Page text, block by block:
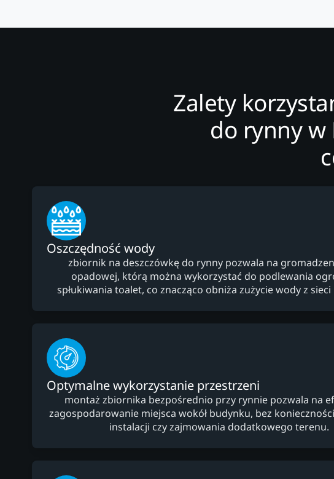
Zalety
do rynny w
Oszczędność wody
zbiornik na deszczówkę do rynny pozwala na
opadowej, którą można wykorzystać do podlewania
spłukiwania toalet, co znacząco obniża zużycie wody z
Optymalne wykorzystanie przestrzeni
montaż zbiornika bezpośrednio przy rynnie pozwala na
zagospodarowanie miejsca wokół budynku, bez
instalacji czy zajmowania dodatkowego terenu.